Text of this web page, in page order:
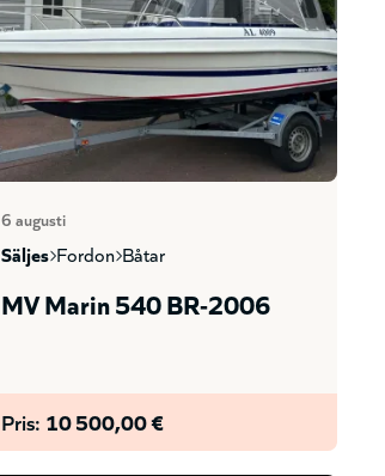
6 augusti
säljes fordon båtar
MV Marin 540 BR-2006
Pris: 10 500,00 €